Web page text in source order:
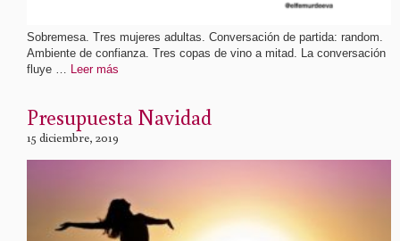
Sobremesa. Tres mujeres adultas. Conversación de partida: random.
Ambiente de confianza. Tres copas de vino a mitad. La conversación
fluye … Leer más
Presupuesta Navidad
15 diciembre, 2019